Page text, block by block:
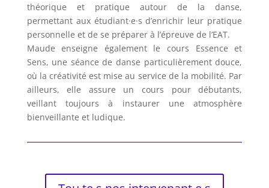
théorique et pratique autour de la danse,
permettant aux étudiant·e·s d’enrichir leur pratique
personnelle et de se préparer à l’épreuve de l’EAT.
Maude enseigne également le cours Essence et
Sens, une séance de danse particulièrement douce,
où la créativité est mise au service de la mobilité. Par
ailleurs, elle assure un cours pour débutants,
veillant toujours à instaurer une atmosphère
bienveillante et ludique.